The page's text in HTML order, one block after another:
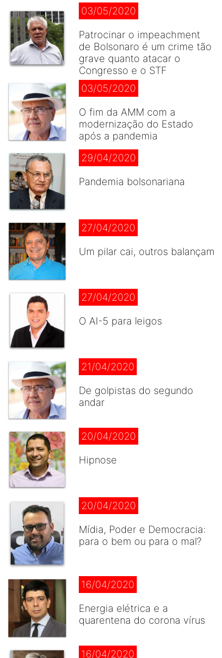
03/05/2020
Patrocinar o impeachment
de Bolsonaro é um crime tão
grave quanto atacar o
Congresso e o STF
03/05/2020
O fim da AMM com a
modernização do Estado
após a pandemia
29/04/2020
Pandemia bolsonariana
27/04/2020
Um pilar cai, outros balançam
27/04/2020
O AI-5 para leigos
21/04/2020
De golpistas do segundo
andar
20/04/2020
Hipnose
20/04/2020
Mídia, Poder e Democracia:
para o bem ou para o mal?
16/04/2020
Energia elétrica e a
quarentena do corona vírus
16/04/2020